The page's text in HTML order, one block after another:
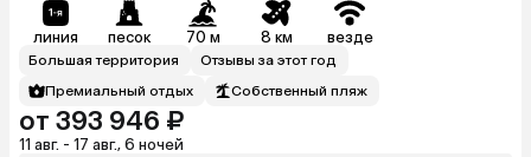
линия песок 70 м 8 км везде
Большая территория
Отзывы за этот год
Премиальный отдых
Собственный пляж
от 393 946 ₽
11 авг. - 17 авг., 6 ночей